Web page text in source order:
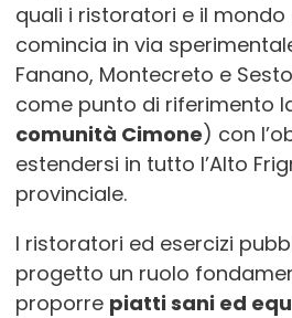
quali i ristoratori e il mondo
comincia in via
Fanano, Montecreto e
come punto di riferimento
comunità Cimone) con
estendersi in tutto l’Alto
provinciale.
I ristoratori ed esercizi
progetto un ruolo
proporre piatti sani ed